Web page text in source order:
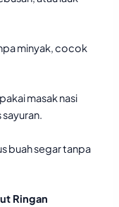
minyak, cocok
masak nasi
buah segar tanpa
Ringan